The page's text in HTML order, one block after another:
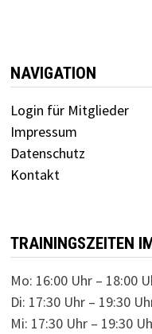
NAVIGATION
Login für Mitglieder
Impressum
Datenschutz
Kontakt
TRAININGSZEITEN
Mo: 16:00 Uhr – 18:00
Di: 17:30 Uhr – 19:30
Mi: 17:30 Uhr – 19:30